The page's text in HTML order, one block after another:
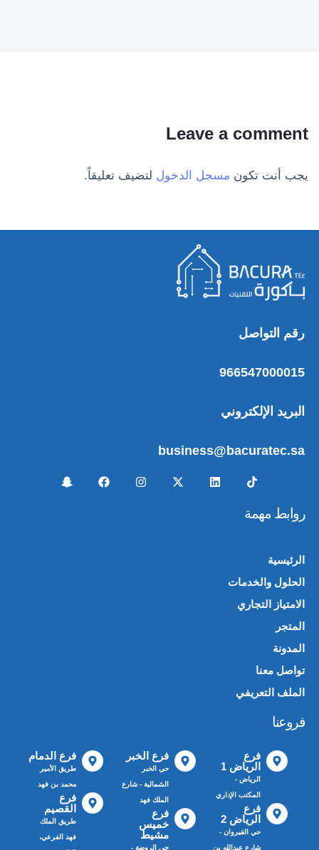
Leave a comment
يجب أنت تكون مسجل الدخول لتضيف تعليقاً.
رقم التواصل
966547000015
البريد الإلكتروني
business@bacuratec.sa
روابط مهمة
الرئيسية
الحلول والخدمات
الامتياز التجاري
المتجر
المدونة
تواصل معنا
الملف التعريفي
فروعنا
فرع
الرياض 1
الرياض -
المكتب الإداري
فرع
الرياض 2
حي القيروان -
شارع عبدالله بن
فرع الخبر
حي الخبر
الشمالية - شارع
الملك فهد
فرع
خميس
مشيط
حي الروضة -
فرع الدمام
طريق الأمير
محمد بن فهد
فرع
القصيم
طريق الملك
فهد الفرعي،